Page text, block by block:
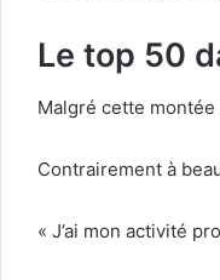
Le top 50
Malgré cette
Contrairement à
« J’ai mon activité